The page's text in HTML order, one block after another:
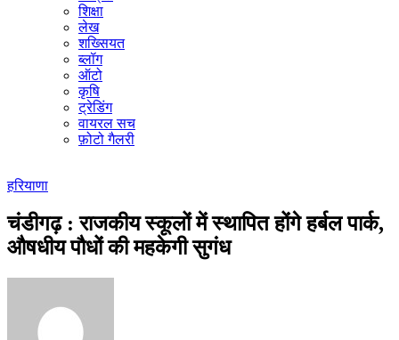
शिक्षा
लेख
शख्सियत
ब्लॉग
ऑटो
कृषि
ट्रेडिंग
वायरल सच
फ़ोटो गैलरी
हरियाणा
चंडीगढ़ : राजकीय स्कूलों में स्थापित होंगे हर्बल पार्क,
औषधीय पौधों की महकेगी सुगंध